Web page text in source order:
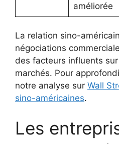
améliorée
La relation sino-
négociations
des facteurs influents
marchés. Pour
notre analyse sur Wall
sino-américaines.
Les